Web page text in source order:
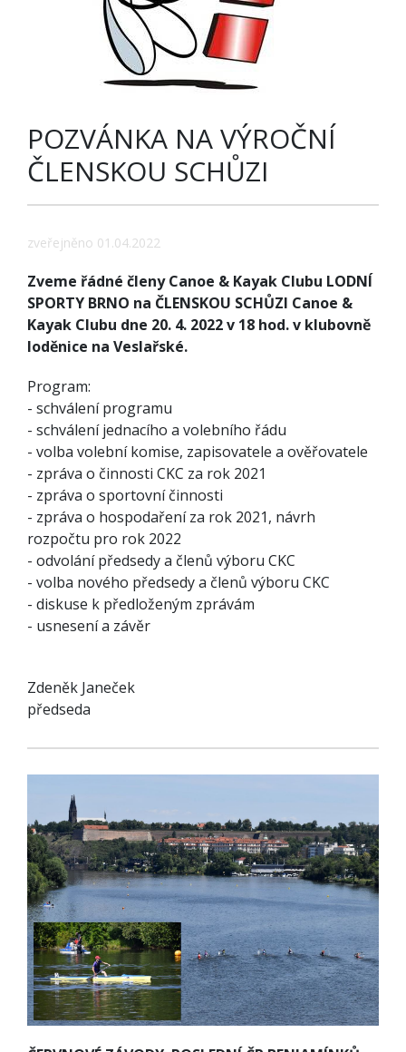
POZVÁNKA NA VÝROČNÍ
ČLENSKOU SCHŮZI
zveřejněno 01.04.2022
Zveme řádné členy Canoe & Kayak Clubu LODNÍ
SPORTY BRNO na ČLENSKOU SCHŮZI Canoe &
Kayak Clubu dne 20. 4. 2022 v 18 hod. v klubovně
loděnice na Veslařské.
Program:
- schválení programu
- schválení jednacího a volebního řádu
- volba volební komise, zapisovatele a ověřovatele
- zpráva o činnosti CKC za rok 2021
- zpráva o sportovní činnosti
- zpráva o hospodaření za rok 2021, návrh
rozpočtu pro rok 2022
- odvolání předsedy a členů výboru CKC
- volba nového předsedy a členů výboru CKC
- diskuse k předloženým zprávám
- usnesení a závěr
Zdeněk Janeček
předseda